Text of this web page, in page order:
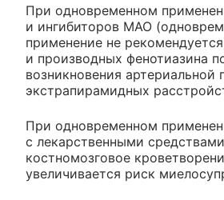
При одновременном
и ингибиторов МАО
применение не
и производных фенотиазина
возникновения артериальной
экстрапирамидных
При одновременном
с лекарственными
костномозговое
увеличивается риск